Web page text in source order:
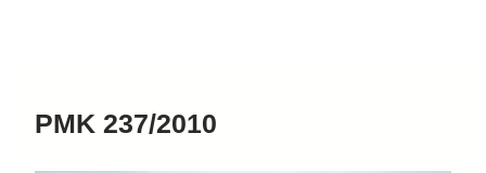
PMK 237/2010